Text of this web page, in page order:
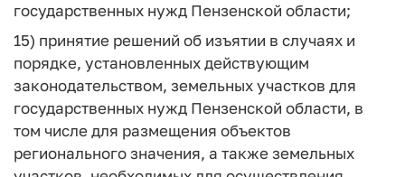
государственных нужд Пензенской области;
15) принятие решений об изъятии в случаях и
порядке, установленных действующим
законодательством, земельных участков для
государственных нужд Пензенской области, в
том числе для размещения объектов
регионального значения, а также земельных